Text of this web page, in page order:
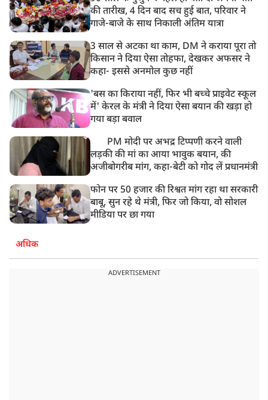
10:21 AM
हिमाचल के चंबा में बड़ा सड़क हादसा, 7 यात्रियों की मौत; 11
घायल
की तारीख, 4 दिन बाद सच हुई बात, परिवार ने
गाजे-बाजे के साथ निकाली अंतिम यात्रा
3 साल से अटका था काम, DM ने कराया पूरा तो
किसान ने दिया ऐसा तोहफा, देखकर अफसर ने
कहा- इससे अनमोल कुछ नहीं
'बस का किराया नहीं, फिर भी बच्चे प्राइवेट स्कूल
में' केरल के मंत्री ने दिया ऐसा बयान की खड़ा हो
गया बड़ा बवाल
PM मोदी पर अभद्र टिप्पणी करने वाली
लड़की की मां का आया भावुक बयान, की
अजीबोगरीब मांग, कहा-बेटी को गोद लें प्रधानमंत्री
फोन पर 50 हजार की रिश्वत मांग रहा था सरकारी
बाबू, सुन रहे थे मंत्री, फिर जो किया, वो सोशल
मीडिया पर छा गया
अधिक
ADVERTISEMENT